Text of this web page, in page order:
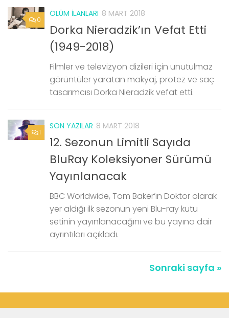
0
ÖLÜM İLANLARI 8 MART 2018
Dorka Nieradzik’ın Vefat Etti
(1949-2018)
Filmler ve televizyon dizileri için unutulmaz
görüntüler yaratan makyaj, protez ve saç
tasarımcısı Dorka Nieradzik vefat etti.
1
SON YAZILAR 8 MART 2018
12. Sezonun Limitli Sayıda
BluRay Koleksiyoner Sürümü
Yayınlanacak
BBC Worldwide, Tom Baker‘ın Doktor olarak
yer aldığı ilk sezonun yeni Blu-ray kutu
setinin yayınlanacağını ve bu yayına dair
ayrıntıları açıkladı.
Sonraki sayfa »